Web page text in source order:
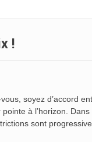
!
soyez d’accord
à l’horizon.
sont